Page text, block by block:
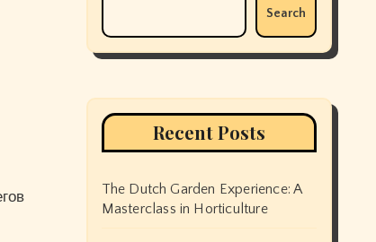
Search
Recent Posts
The Dutch Garden Experience: A
Masterclass in Horticulture